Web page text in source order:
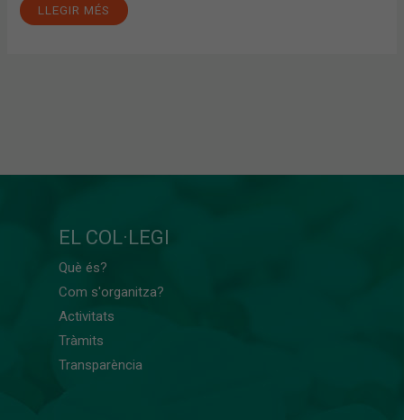
LLEGIR MÉS
EL COL·LEGI
Què és?
Com s'organitza?
Activitats
Tràmits
Transparència